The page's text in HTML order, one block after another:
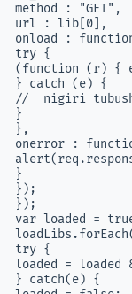
method : "GET",
url : lib[0],
onload :
try {
(function (r) {
} catch (e) {
//  nigiri
}
},
onerror :
}
});
});
var loaded =
try {
loaded =
} catch(e) {